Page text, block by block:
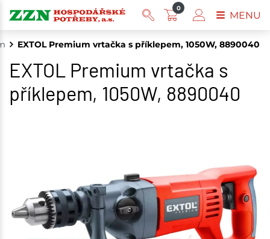
EXTOL Premium vrtačka s příklepem, 1050W, 8890040
EXTOL Premium vrtačka s
příklepem, 1050W, 8890040
0
MENU